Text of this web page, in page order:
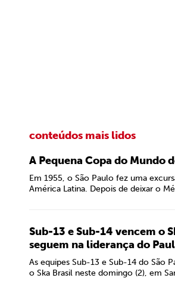
conteúdos mais lidos
A Pequena Copa do Mundo
Em 1955, o São Paulo fez uma
América Latina. Depois de deixar o
Sub-13 e Sub-14 vencem o
seguem na liderança do
As equipes Sub-13 e Sub-14 do São
o Ska Brasil neste domingo (2), em